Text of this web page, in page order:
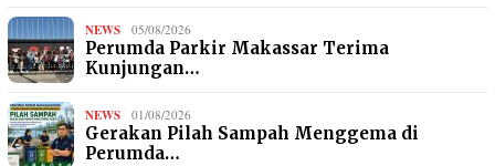
NEWS 05/08/2026
Perumda Parkir Makassar Terima
Kunjungan…
NEWS 01/08/2026
Gerakan Pilah Sampah Menggema di
Perumda…